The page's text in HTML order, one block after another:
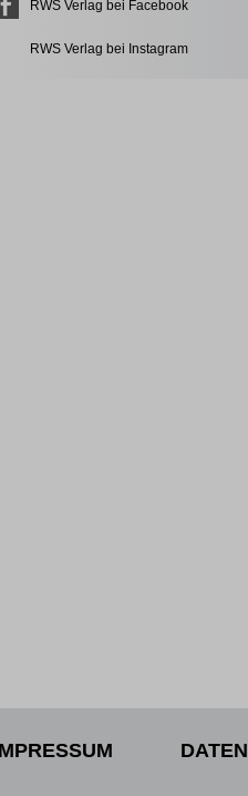
RWS Verlag bei Facebook
RWS Verlag bei Instagram